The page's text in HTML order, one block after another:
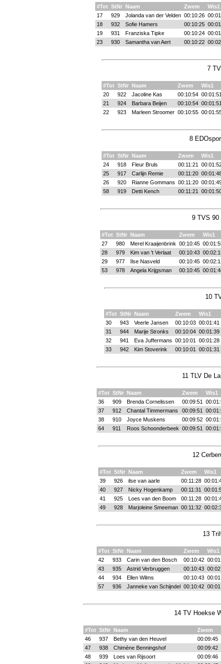
#Tot StNr Naam Zwem
Wis1
17
929 Jolanda van der Velden 00:10:26
18
932 Sofie Hamers 00:10:25
19
931 Franziska Tipke 00:10:24
23
930 Samantha van Aert 00:10:22
7
#Tot StNr Naam Zwem
Wis1
20
922 Jacoline Kas 00:10:54
21
924 Barbara Beijen 00:10:54
22
923 Marleen Stroomer 00:10:55
8
#Tot StNr Naam Zwem
Wis1
24
918 Fleur Bruls 00:11:21
25
917 Carlijn Remie 00:11:20
26
920 Rianne Gommans 00:11:20
58
919 Detti Kench 00:11:21
9 TVS 90
#Tot StNr Naam Zwem
Wis1
27
980 Merel Kraaijenbrink 00:10:45
28
979 Kim van 't Verlaat 00:10:43
29
977 Ilse Nasveld 00:10:45
53
978 Angela Krijgsman 00:10:45
10
#Tot StNr Naam Zwem
Wis1
30
943 Veerle Jansen 00:10:03 00:01:41
31
944 Marije Stronks 00:10:04 00:01:39
32
941 Eva Juffermans 00:10:01
00:01:28
33
942 Kim Stoverink 00:10:01 00:01:31
11 TLV De
#Tot StNr Naam Zwem
Wis1
36
909 Brenda Cornelissen 00:09:51
37
912 Chantal Timmermans 00:09:51
38
910 Joyce Muskens 00:09:52
64
911 Roos Schoonderbeek 00:09:51
12
#Tot StNr Naam Zwem
Wis1
39
926 ilse van aarle 00:11:28
40
927 Nicky Hogenkamp 00:11:31
41
925 Loes van den Boom 00:11:28
49
928 Marjoleine Smeeman 00:11:32
13
#Tot StNr Naam Zwem
Wis1
42
933 Carin van den Bosch 00:10:42
43
935 Astrid Verbruggen 00:10:43
44
934 Ellen Wilms 00:10:43
57
936 Janneke van Schijndel 00:10:42
14 TV Hoekse
#Tot StNr Naam Zwem
46
937 Bethy van den Heuvel 00:09:45
47
938 Chimène Benningshof 00:09:42
48
939 Loes van Rijsoort 00:09:46